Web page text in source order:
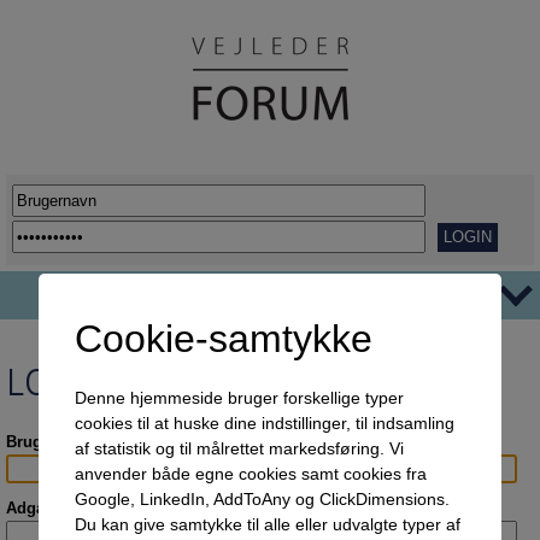
TEMAER
Ordblindhed
Overgange
Her går det godt
Udflytning af uddannelser
AFVEJE
REPORTAGER
VIDENSDELING
KORT OG GODT
LOGIN
Brugernavn:
Adgangskode:
Cookie-samtykke
Denne hjemmeside bruger forskellige typer
cookies til at huske dine indstillinger, til indsamling
af statistik og til målrettet markedsføring. Vi
anvender både egne cookies samt cookies fra
Google, LinkedIn, AddToAny og ClickDimensions.
Du kan give samtykke til alle eller udvalgte typer af